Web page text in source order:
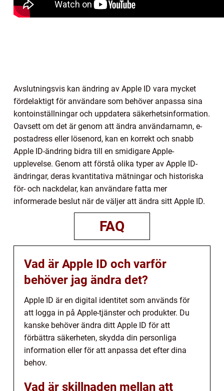
Avslutningsvis kan ändring av Apple ID vara mycket
fördelaktigt för användare som behöver anpassa sina
kontoinställningar och uppdatera säkerhetsinformation.
Oavsett om det är genom att ändra användarnamn, e-
postadress eller lösenord, kan en korrekt och snabb
Apple ID-ändring bidra till en smidigare Apple-
upplevelse. Genom att förstå olika typer av Apple ID-
ändringar, deras kvantitativa mätningar och historiska
för- och nackdelar, kan användare fatta mer
informerade beslut när de väljer att ändra sitt Apple ID.
FAQ
Vad är Apple ID och varför
behöver jag ändra det?
Apple ID är en digital identitet som används för
att logga in på Apple-tjänster och produkter. Du
kanske behöver ändra ditt Apple ID för att
förbättra säkerheten, skydda din personliga
information eller för att anpassa det efter dina
behov.
Vad är skillnaden mellan att